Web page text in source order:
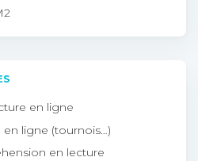
en ligne
en ligne (tournois…)
en lecture